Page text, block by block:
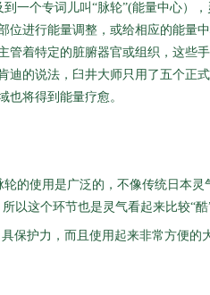
一个专词儿叫“脉轮”(能量中心）
位进行能量调整，或给相应的能量
管着特定的脏腑器官或组织，这些
迪的说法，臼井大师只用了五个正
也将得到能量疗愈。
的使用是广泛的，不像传统日本
以这个环节也是灵气看起来比较“
保护力，而且使用起来非常方便